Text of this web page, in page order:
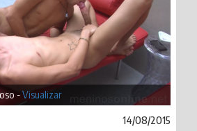
-Visualizar
14/08/2015